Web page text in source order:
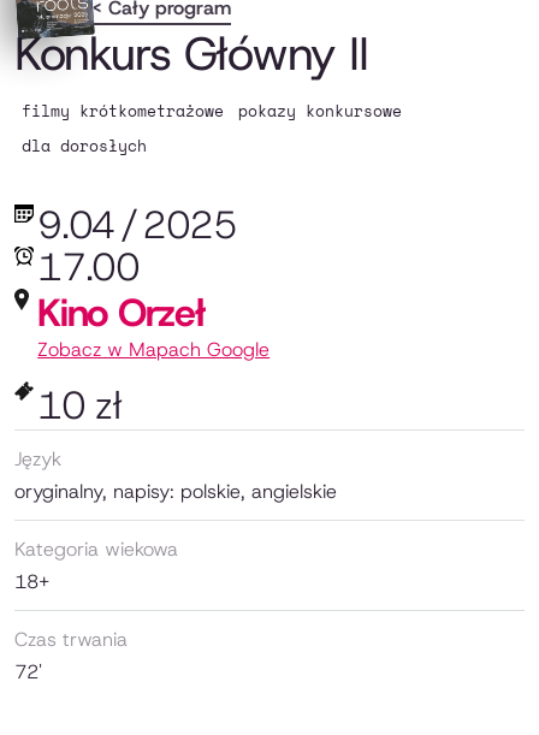
< Cały program
Konkurs Główny II
filmy krótkometrażowe
pokazy konkursowe
dla dorosłych
9.04/2025
17.00
Kino Orzeł
Zobacz w Mapach Google
10 zł
Język
oryginalny, napisy: polskie, angielskie
Kategoria wiekowa
18+
Czas trwania
72'